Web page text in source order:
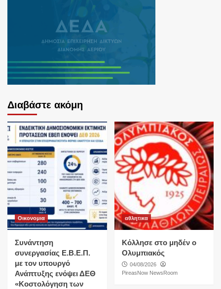
Διαβάστε ακόμη
Οικονομια
Συνάντηση
συνεργασίας Ε.Β.Ε.Π.
με τον υπουργό
Ανάπτυξης ενόψει ΔΕΘ
«Κοστολόγηση των
αθλητικα
Κόλλησε στο μηδέν ο
Ολυμπιακός
04/08/2026
PireasNow NewsRoom